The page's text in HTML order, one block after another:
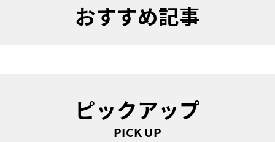
おすすめ記事
ピックアップ
PICK UP